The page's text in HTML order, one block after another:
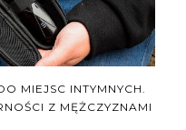
MIEJSC INTYMNYCH.
Z MĘŻCZYZNAMI